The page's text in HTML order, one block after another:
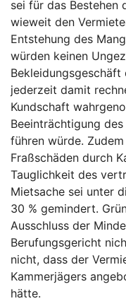
sei für das Bestehen
wieweit den
Entstehung des
würden keinen
jederzeit damit
Kundschaft
Beeinträchtigung
führen würde.
Fraßschäden durch
Tauglichkeit des
Mietsache sei unter
30 % gemindert.
Ausschluss der
Berufungsgericht
nicht, dass der
Kammerjägers
hätte.